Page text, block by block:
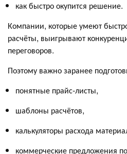
как быстро окупится решение.
Компании, которые умеют
расчёты, выигрывают
переговоров.
Поэтому важно заранее
понятные прайс-листы,
шаблоны расчётов,
калькуляторы расхода
коммерческие предложения